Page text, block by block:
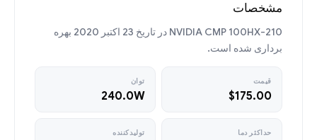
مشخصات
NVIDIA CMP 100HX-210 در تاریخ 23 اکتبر 2020 بهره
برداری شده است.
قیمت
$175.00
توان
240.0W
حداکثر دما تولیدکننده